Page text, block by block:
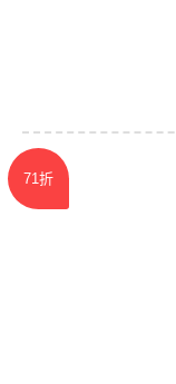
71折